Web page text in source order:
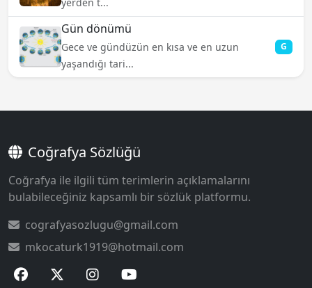
Gün dönümü
Gece ve gündüzün en kısa ve en uzun
yaşandığı tari...
G
Coğrafya Sözlüğü
Coğrafya ile ilgili tüm terimlerin açıklamalarını
bulabileceğiniz kapsamlı bir sözlük platformu.
cografyasozlugu@gmail.com
mkocaturk1919@hotmail.com